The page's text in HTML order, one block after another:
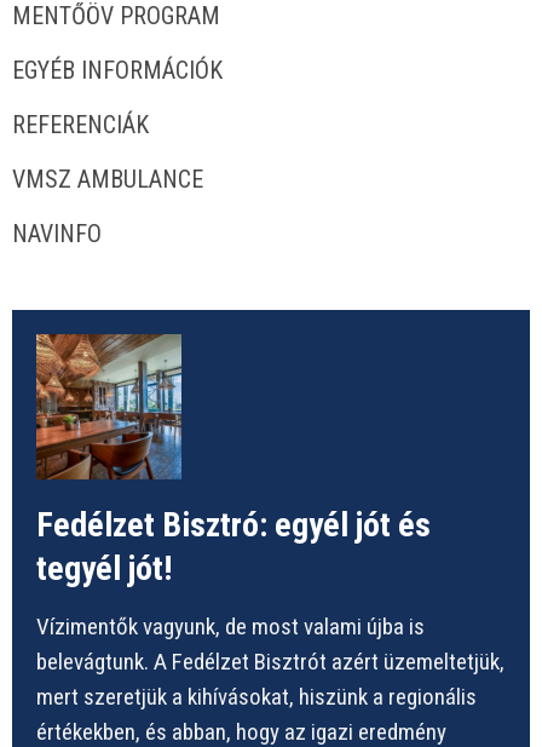
MENTŐÖV PROGRAM
EGYÉB INFORMÁCIÓK
REFERENCIÁK
VMSZ AMBULANCE
NAVINFO
Fedélzet Bisztró: egyél jót és
tegyél jót!
Vízimentők vagyunk, de most valami újba is
belevágtunk. A Fedélzet Bisztrót azért üzemeltetjük,
mert szeretjük a kihívásokat, hiszünk a regionális
értékekben, és abban, hogy az igazi eredmény